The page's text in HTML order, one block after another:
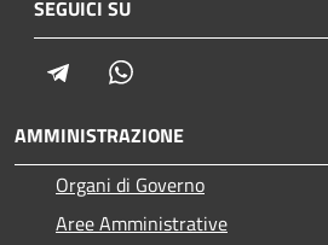
SEGUICI SU
Telegram
AMMINISTRAZIONE
Organi di Governo
Aree Amministrative